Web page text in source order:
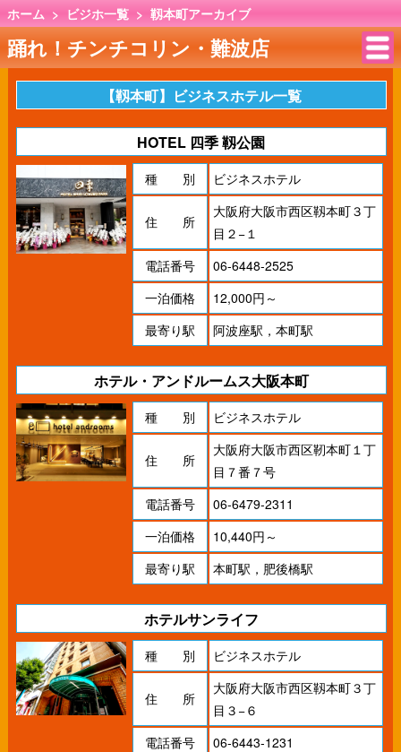
ホーム > ビジホ一覧 > 靱本町アーカイブ
踊れ！チンチコリン・難波店
【靱本町】ビジネスホテル一覧
HOTEL 四季 靱公園
種 別 ビジネスホテル
住 所
大阪府大阪市西区靱本町３丁
目２−１
電話番号
06-6448-2525
一泊価格
12,000円～
最寄り駅
阿波座駅，本町駅
ホテル・アンドルームス大阪本町
種 別 ビジネスホテル
住 所
大阪府大阪市西区靭本町１丁
目７番７号
電話番号
06-6479-2311
一泊価格
10,440円～
最寄り駅
本町駅，肥後橋駅
ホテルサンライフ
種 別 ビジネスホテル
住 所
大阪府大阪市西区靱本町３丁
目３−６
電話番号
06-6443-1231